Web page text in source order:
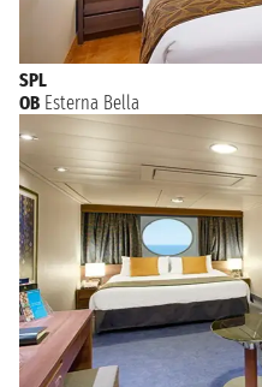
SPL
OB Esterna Bella